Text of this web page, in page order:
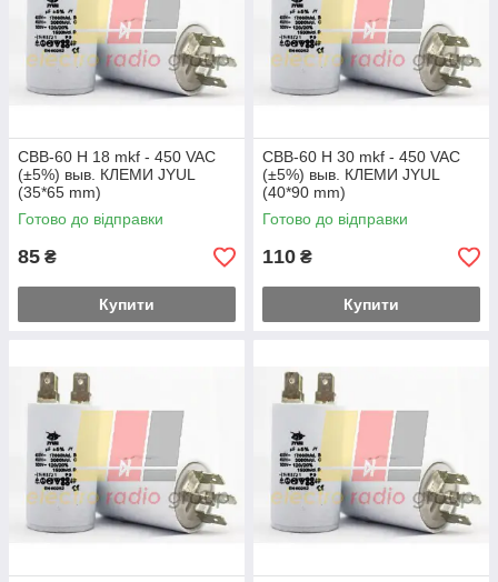
CBB-60 H 18 mkf - 450 VAC
(±5%) выв. КЛЕМИ JYUL
(35*65 mm)
Готово до відправки
85 ₴
Купити
CBB-60 H 30 mkf - 450 VAC
(±5%) выв. КЛЕМИ JYUL
(40*90 mm)
Готово до відправки
110 ₴
Купити